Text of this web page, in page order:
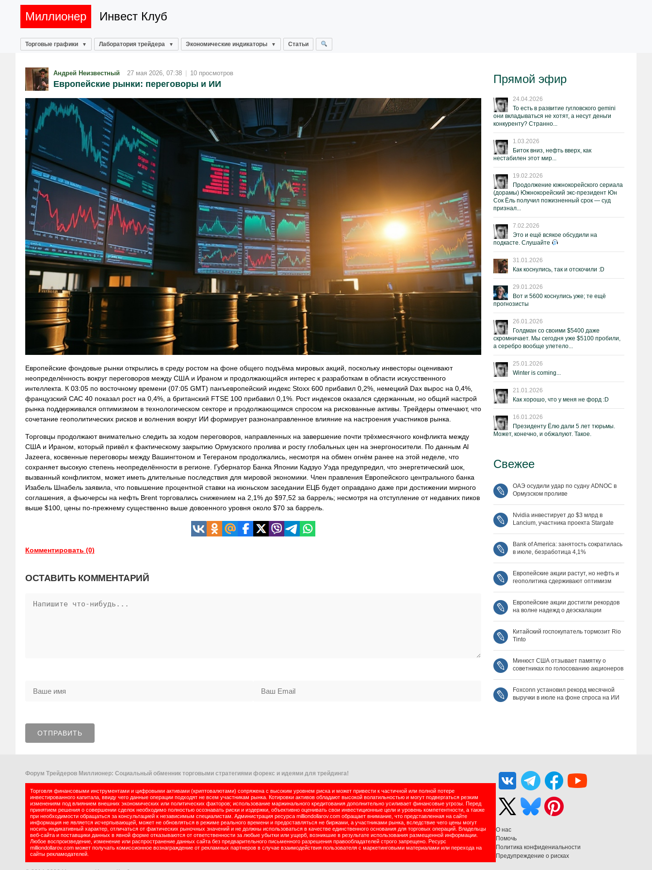
Миллионер Инвест Клуб
Торговые графики Лаборатория трейдера Экономические индикаторы Статьи
Андрей Неизвестный 27 мая 2026, 07:38 | 10 просмотров
Европейские рынки: переговоры и ИИ
Европейские фондовые рынки открылись в среду ростом на фоне общего подъёма мировых акций, поскольку инвесторы оценивают
неопределённость вокруг переговоров между США и Ираном и продолжающийся интерес к разработкам в области искусственного
интеллекта. К 03:05 по восточному времени (07:05 GMT) панъевропейский индекс Stoxx 600 прибавил 0,2%, немецкий Dax вырос на 0,4%,
французский CAC 40 показал рост на 0,4%, а британский FTSE 100 прибавил 0,1%. Рост индексов оказался сдержанным, но общий настрой
рынка поддерживался оптимизмом в технологическом секторе и продолжающимся спросом на рискованные активы. Трейдеры отмечают, что
сочетание геополитических рисков и волнения вокруг ИИ формирует разнонаправленное влияние на настроения участников рынка.
Торговцы продолжают внимательно следить за ходом переговоров, направленных на завершение почти трёхмесячного конфликта между
США и Ираном, который привёл к фактическому закрытию Ормузского пролива и росту глобальных цен на энергоносители. По данным Al
Jazeera, косвенные переговоры между Вашингтоном и Тегераном продолжались, несмотря на обмен огнём ранее на этой неделе, что
сохраняет высокую степень неопределённости в регионе. Губернатор Банка Японии Кадзуо Уэда предупредил, что энергетический шок,
вызванный конфликтом, может иметь длительные последствия для мировой экономики. Член правления Европейского центрального банка
Изабель Шнабель заявила, что повышение процентной ставки на июньском заседании ЕЦБ будет оправдано даже при достижении мирного
соглашения, а фьючерсы на нефть Brent торговались снижением на 2,1% до $97,52 за баррель; несмотря на отступление от недавних пиков
выше $100, цены по-прежнему существенно выше довоенного уровня около $70 за баррель.
Комментировать (0)
ОСТАВИТЬ КОММЕНТАРИЙ
Прямой эфир
24.04.2026
То есть в развитие гугловского gemini
они вкладываться не хотят, а несут деньги
конкуренту? Странно...
1.03.2026
Биток вниз, нефть вверх, как
нестабилен этот мир...
19.02.2026
Продолжение южнокорейского сериала
(дорамы) Южнокорейский экс-президент Юн
Сок Ёль получил пожизненный срок — суд
признал...
7.02.2026
Это и ещё всякое обсудили на
подкасте. Слушайте
31.01.2026
Как коснулись, так и отскочили :D
29.01.2026
Вот и 5600 коснулись уже; те ещё
прогнозисты
26.01.2026
Голдман со своими $5400 даже
скромничает. Мы сегодня уже $5100 пробили,
а серебро вообще улетело...
25.01.2026
Winter is coming...
21.01.2026
Как хорошо, что у меня не форд :D
16.01.2026
Президенту Ёлю дали 5 лет тюрьмы.
Может, конечно, и обжалуют. Такое.
Свежее
ОАЭ осудили удар по судну ADNOC в
Ормузском проливе
Nvidia инвестирует до $3 млрд в
Lancium, участника проекта Stargate
Bank of America: занятость сократилась
в июле, безработица 4,1%
Европейские акции растут, но нефть и
геополитика сдерживают оптимизм
Европейские акции достигли рекордов
на волне надежд о деэскалации
Китайский госпокупатель тормозит Rio
Tinto
Минюст США отзывает памятку о
советниках по голосованию акционеров
Foxconn установил рекорд месячной
выручки в июле на фоне спроса на ИИ
Форум Трейдеров Миллионер: Социальный обменник торговыми стратегиями форекс и идеями для трейдинга!
Торговля финансовыми инструментами и цифровыми активами (криптовалютами) сопряжена с высоким уровнем риска и может привести к частичной или полной потере
инвестированного капитала, ввиду чего данные операции подходят не всем участникам рынка. Котировки активов обладают высокой волатильностью и могут подвергаться резким
изменениям под влиянием внешних экономических или политических факторов; использование маржинального кредитования дополнительно усиливает финансовые угрозы. Перед
принятием решения о совершении сделок необходимо полностью осознавать риски и издержки, объективно оценивать свои инвестиционные цели и уровень компетентности, а также
при необходимости обращаться за консультацией к независимым специалистам. Администрация ресурса milliondollarov.com обращает внимание, что представленная на сайте
информация не является исчерпывающей, может не обновляться в режиме реального времени и предоставляться не биржами, а участниками рынка, вследствие чего цены могут
носить индикативный характер, отличаться от фактических рыночных значений и не должны использоваться в качестве единственного основания для торговых операций. Владельцы
веб-сайта и поставщики данных в явной форме отказываются от ответственности за любые убытки или ущерб, возникшие в результате использования размещенной информации.
Любое воспроизведение, изменение или распространение данных сайта без предварительного письменного разрешения правообладателей строго запрещено. Ресурс
milliondollarov.com может получать комиссионное вознаграждение от рекламных партнеров в случае взаимодействия пользователя с маркетинговыми материалами или перехода на
сайты рекламодателей.
О нас
Помочь
Политика конфидениальности
Предупреждение о рисках